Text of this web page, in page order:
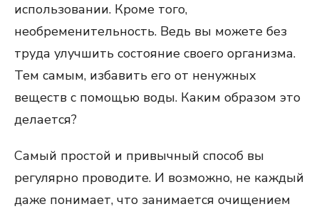
использовании. Кроме того,
необременительность. Ведь вы можете без
труда улучшить состояние своего организма.
Тем самым, избавить его от ненужных
веществ с помощью воды. Каким образом это
делается?
Самый простой и привычный способ вы
регулярно проводите. И возможно, не каждый
даже понимает, что занимается очищением